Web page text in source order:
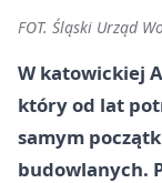
FOT. Śląski Urząd
W katowickiej
który od lat
samym
budowlanych.